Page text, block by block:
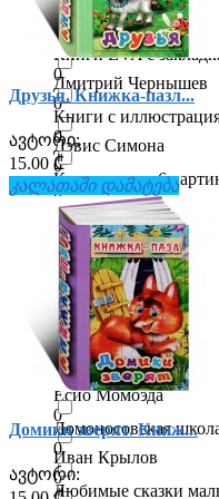
Дмитрий Мамин-
0
Дмитрий Чернышев
0
Дэвис Симона
0
Евгений Комаровский
0
Евгений Шварц
0
Елена Косинова
0
Ёсио Момоэда
0
Иван Крылов
0
0
Книги EVA c
0
Книги с
0
Книжка-пазл 6
0
Кроссворды и
0
Крупные буквы
0
Логопед Надежда
0
Ломоносовская
0
Любимые сказки
Друзья. Книжка-пазл...
ავტორი:
15.00 ₾
კალათაში დამატება
Домики зверят. Книж...
ავტორი: